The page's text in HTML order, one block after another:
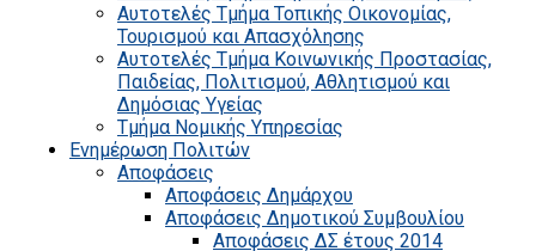
Αυτοτελές Τμήμα Τοπικής Οικονομίας,
Τουρισμού και Απασχόλησης
Αυτοτελές Τμήμα Κοινωνικής Προστασίας,
Παιδείας, Πολιτισμού, Αθλητισμού και
Δημόσιας Υγείας
Τμήμα Νομικής Υπηρεσίας
Ενημέρωση Πολιτών
Αποφάσεις
Αποφάσεις Δημάρχου
Αποφάσεις Δημοτικού Συμβουλίου
Αποφάσεις ΔΣ έτους 2014